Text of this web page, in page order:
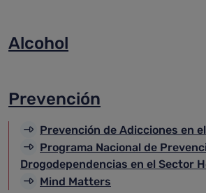
Alcohol
Prevención
Prevención de Adicciones en
Programa Nacional de
Drogodependencias en el Sector
Mind Matters